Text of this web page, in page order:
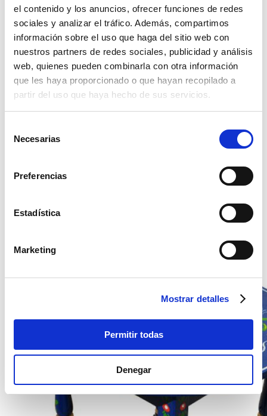
el contenido y los anuncios, ofrecer funciones de redes
sociales y analizar el tráfico. Además, compartimos
información sobre el uso que haga del sitio web con
nuestros partners de redes sociales, publicidad y análisis
web, quienes pueden combinarla con otra información
que les haya proporcionado o que hayan recopilado a
partir del uso que haya hecho de sus servicios.
Necesarias
Preferencias
Estadística
Marketing
Mostrar detalles
Permitir todas
Denegar
Silla Sevillana Azul